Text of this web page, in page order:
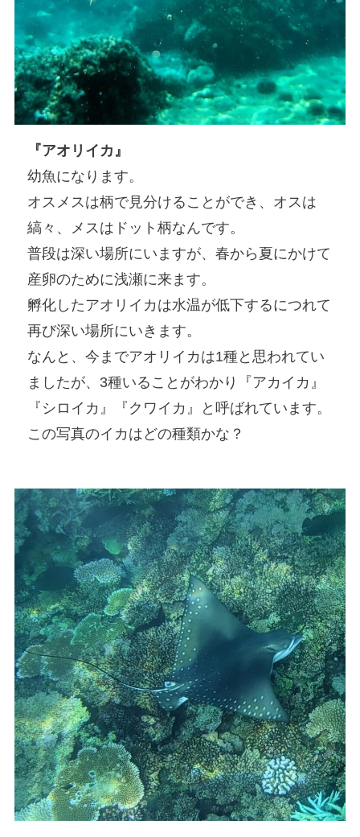
『アオリイカ』
幼魚になります。
オスメスは柄で見分けることができ、オスは
縞々、メスはドット柄なんです。
普段は深い場所にいますが、春から夏にかけて
産卵のために浅瀬に来ます。
孵化したアオリイカは水温が低下するにつれて
再び深い場所にいきます。
なんと、今までアオリイカは1種と思われてい
ましたが、3種いることがわかり『アカイカ』
『シロイカ』『クワイカ』と呼ばれています。
この写真のイカはどの種類かな？